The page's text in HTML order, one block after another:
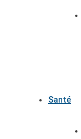
Santé